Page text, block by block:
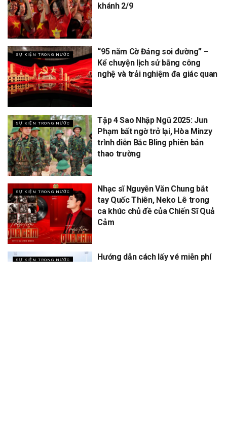
khánh 2/9
SỰ KIỆN TRONG NƯỚC
“95 năm Cờ Đảng soi đường” –
Kể chuyện lịch sử bằng công
nghệ và trải nghiệm đa giác quan
SỰ KIỆN TRONG NƯỚC
Tập 4 Sao Nhập Ngũ 2025: Jun
Phạm bất ngờ trở lại, Hòa Minzy
trình diễn Bắc Bling phiên bản
thao trường
SỰ KIỆN TRONG NƯỚC
Nhạc sĩ Nguyễn Văn Chung bắt
tay Quốc Thiên, Neko Lê trong
ca khúc chủ đề của Chiến Sĩ Quả
Cảm
SỰ KIỆN TRONG NƯỚC
Hướng dẫn cách lấy vé miễn phí